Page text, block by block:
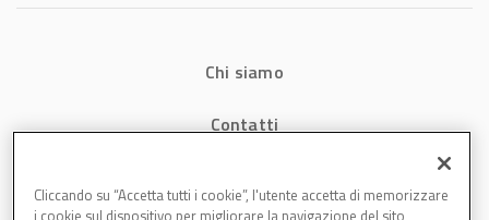
Chi siamo
Contatti
Cliccando su “Accetta tutti i cookie”, l'utente accetta di memorizzare
i cookie sul dispositivo per migliorare la navigazione del sito,